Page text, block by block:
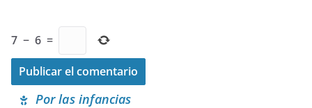
7 − 6 =
Por las infancias